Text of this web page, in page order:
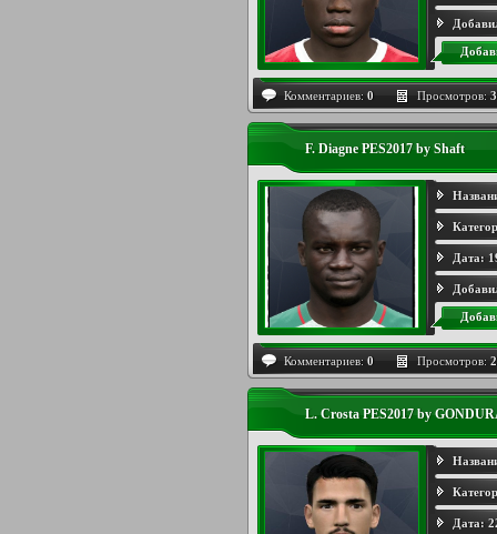
Комментариев: 0 Просмотров:
F. Diagne PES2017 by Shaft
Дата:
Комментариев: 0 Просмотров:
L. Crosta PES2017 by
Дата: